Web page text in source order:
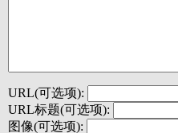
URL(可选项):
URL标题(可选项):
图像(可选项):